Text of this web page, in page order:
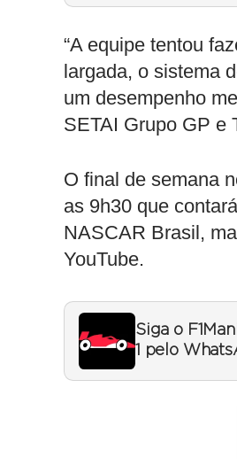
“A equipe tentou
largada, o sistema
um desempenho
SETAI Grupo GP e
O final de semana
as 9h30 que
NASCAR Brasil,
YouTube.
Siga o
1 pelo